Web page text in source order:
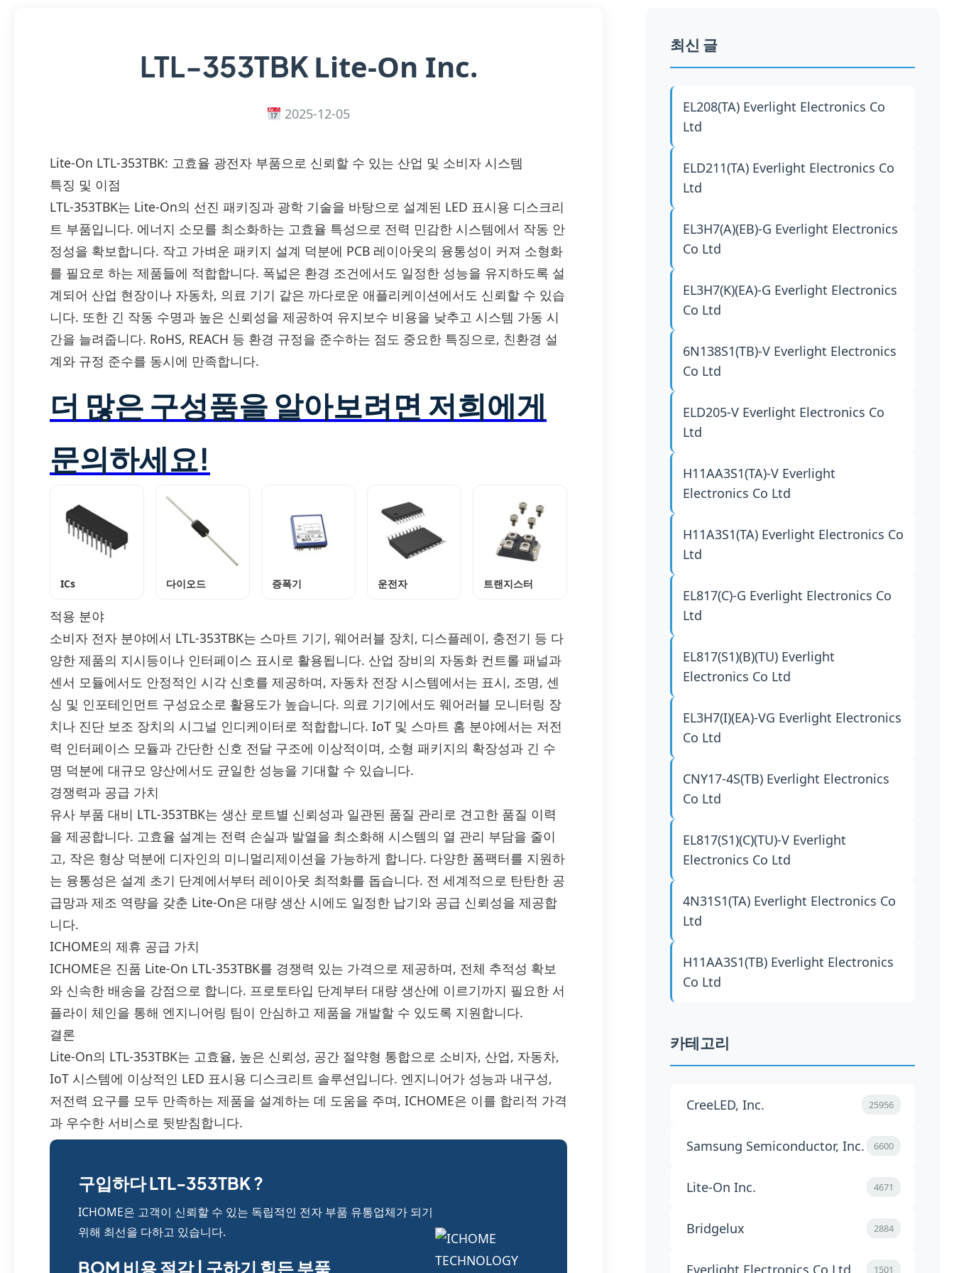
LTL-353TBK Lite-On Inc.
2025-12-05
Lite-On LTL-353TBK: 고효율 광전자 부품으로 신뢰할 수 있는 산업 및 소비자 시스템
특징 및 이점
LTL-353TBK는 Lite-On의 선진 패키징과 광학 기술을 바탕으로 설계된 LED 표시용 디스크리
트 부품입니다. 에너지 소모를 최소화하는 고효율 특성으로 전력 민감한 시스템에서 작동 안
정성을 확보합니다. 작고 가벼운 패키지 설계 덕분에 PCB 레이아웃의 융통성이 커져 소형화
를 필요로 하는 제품들에 적합합니다. 폭넓은 환경 조건에서도 일정한 성능을 유지하도록 설
계되어 산업 현장이나 자동차, 의료 기기 같은 까다로운 애플리케이션에서도 신뢰할 수 있습
니다. 또한 긴 작동 수명과 높은 신뢰성을 제공하여 유지보수 비용을 낮추고 시스템 가동 시
간을 늘려줍니다. RoHS, REACH 등 환경 규정을 준수하는 점도 중요한 특징으로, 친환경 설
계와 규정 준수를 동시에 만족합니다.
더 많은 구성품을 알아보려면 저희에게
문의하세요!
ICs 다이오드 증폭기 운전자 트랜지스터
적용 분야
소비자 전자 분야에서 LTL-353TBK는 스마트 기기, 웨어러블 장치, 디스플레이, 충전기 등 다
양한 제품의 지시등이나 인터페이스 표시로 활용됩니다. 산업 장비의 자동화 컨트롤 패널과
센서 모듈에서도 안정적인 시각 신호를 제공하며, 자동차 전장 시스템에서는 표시, 조명, 센
싱 및 인포테인먼트 구성요소로 활용도가 높습니다. 의료 기기에서도 웨어러블 모니터링 장
치나 진단 보조 장치의 시그널 인디케이터로 적합합니다. IoT 및 스마트 홈 분야에서는 저전
력 인터페이스 모듈과 간단한 신호 전달 구조에 이상적이며, 소형 패키지의 확장성과 긴 수
명 덕분에 대규모 양산에서도 균일한 성능을 기대할 수 있습니다.
경쟁력과 공급 가치
유사 부품 대비 LTL-353TBK는 생산 로트별 신뢰성과 일관된 품질 관리로 견고한 품질 이력
을 제공합니다. 고효율 설계는 전력 손실과 발열을 최소화해 시스템의 열 관리 부담을 줄이
고, 작은 형상 덕분에 디자인의 미니멀리제이션을 가능하게 합니다. 다양한 폼팩터를 지원하
는 융통성은 설계 초기 단계에서부터 레이아웃 최적화를 돕습니다. 전 세계적으로 탄탄한 공
급망과 제조 역량을 갖춘 Lite-On은 대량 생산 시에도 일정한 납기와 공급 신뢰성을 제공합
니다.
ICHOME의 제휴 공급 가치
ICHOME은 진품 Lite-On LTL-353TBK를 경쟁력 있는 가격으로 제공하며, 전체 추적성 확보
와 신속한 배송을 강점으로 합니다. 프로토타입 단계부터 대량 생산에 이르기까지 필요한 서
플라이 체인을 통해 엔지니어링 팀이 안심하고 제품을 개발할 수 있도록 지원합니다.
결론
Lite-On의 LTL-353TBK는 고효율, 높은 신뢰성, 공간 절약형 통합으로 소비자, 산업, 자동차,
IoT 시스템에 이상적인 LED 표시용 디스크리트 솔루션입니다. 엔지니어가 성능과 내구성,
저전력 요구를 모두 만족하는 제품을 설계하는 데 도움을 주며, ICHOME은 이를 합리적 가격
과 우수한 서비스로 뒷받침합니다.
구입하다 LTL-353TBK ?
ICHOME은 고객이 신뢰할 수 있는 독립적인 전자 부품 유통업체가 되기
위해 최선을 다하고 있습니다.
BOM 비용 절감 | 구하기 힘든 부품
최신 글
EL208(TA) Everlight Electronics Co
Ltd
ELD211(TA) Everlight Electronics Co
Ltd
EL3H7(A)(EB)-G Everlight Electronics
Co Ltd
EL3H7(K)(EA)-G Everlight Electronics
Co Ltd
6N138S1(TB)-V Everlight Electronics
Co Ltd
ELD205-V Everlight Electronics Co
Ltd
H11AA3S1(TA)-V Everlight
Electronics Co Ltd
H11A3S1(TA) Everlight Electronics Co
Ltd
EL817(C)-G Everlight Electronics Co
Ltd
EL817(S1)(B)(TU) Everlight
Electronics Co Ltd
EL3H7(I)(EA)-VG Everlight Electronics
Co Ltd
CNY17-4S(TB) Everlight Electronics
Co Ltd
EL817(S1)(C)(TU)-V Everlight
Electronics Co Ltd
4N31S1(TA) Everlight Electronics Co
Ltd
H11AA3S1(TB) Everlight Electronics
Co Ltd
카테고리
CreeLED, Inc. 25956
Samsung Semiconductor, Inc. 6600
Lite-On Inc. 4671
Bridgelux 2884
Everlight Electronics Co Ltd 1501